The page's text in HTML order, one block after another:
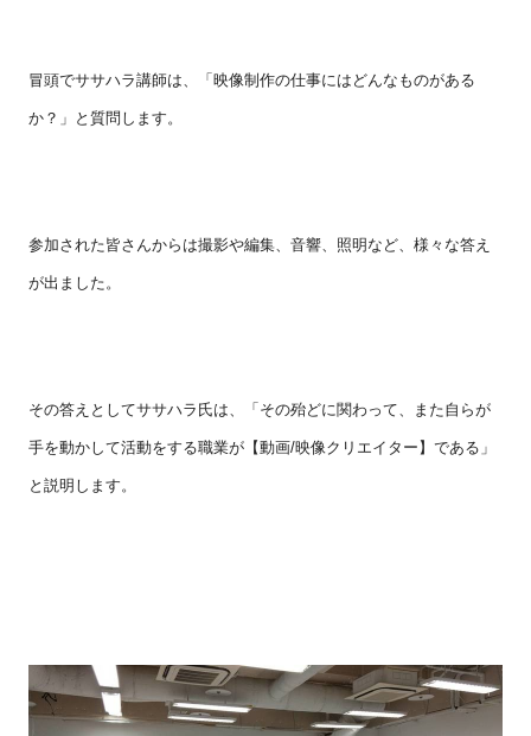
冒頭でササハラ講師は、「映像制作の仕事にはどんなものがある
か？」と質問します。
参加された皆さんからは撮影や編集、音響、照明など、様々な答え
が出ました。
その答えとしてササハラ氏は、「その殆どに関わって、また自らが
手を動かして活動をする職業が【動画/映像クリエイター】である」
と説明します。